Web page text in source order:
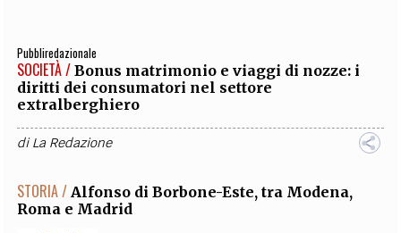
Pubbliredazionale
SOCIETÀ / Bonus matrimonio e viaggi di nozze: i
diritti dei consumatori nel settore
extralberghiero
diLa Redazione
STORIA / Alfonso di Borbone-Este, tra Modena,
Roma e Madrid